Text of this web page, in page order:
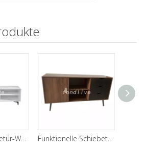
58-Zoll-Schiebetür-Wohnzimmer-TV-Ständer Funktionelle Schiebetüren 3 Schubladen braune Farbe Wohnzimmer TV-Ständer aus Holz